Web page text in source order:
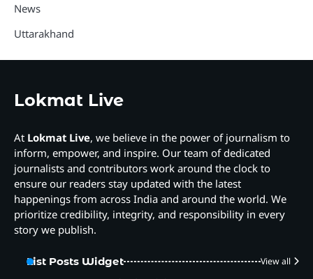
News
Uttarakhand
Lokmat Live
At Lokmat Live, we believe in the power of journalism to
inform, empower, and inspire. Our team of dedicated
journalists and contributors work around the clock to
ensure our readers stay updated with the latest
happenings from across India and around the world. We
prioritize credibility, integrity, and responsibility in every
story we publish.
List Posts Widget View all